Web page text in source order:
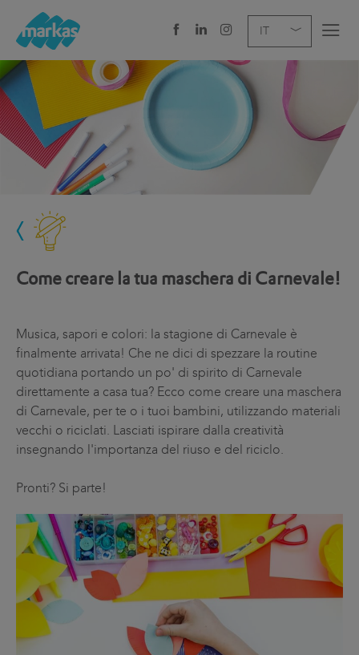
IT
DE
EN
AZIENDA
SERVIZI
SETTORE
NEWS
CAREER
SEDI E CONTATTI
Come creare la tua maschera di Carnevale!
Musica, sapori e colori: la stagione di Carnevale è
finalmente arrivata! Che ne dici di spezzare la routine
quotidiana portando un po' di spirito di Carnevale
direttamente a casa tua? Ecco come creare una maschera
di Carnevale, per te o i tuoi bambini, utilizzando materiali
vecchi o riciclati. Lasciati ispirare dalla creatività
insegnando l'importanza del riuso e del riciclo.
Pronti? Si parte!